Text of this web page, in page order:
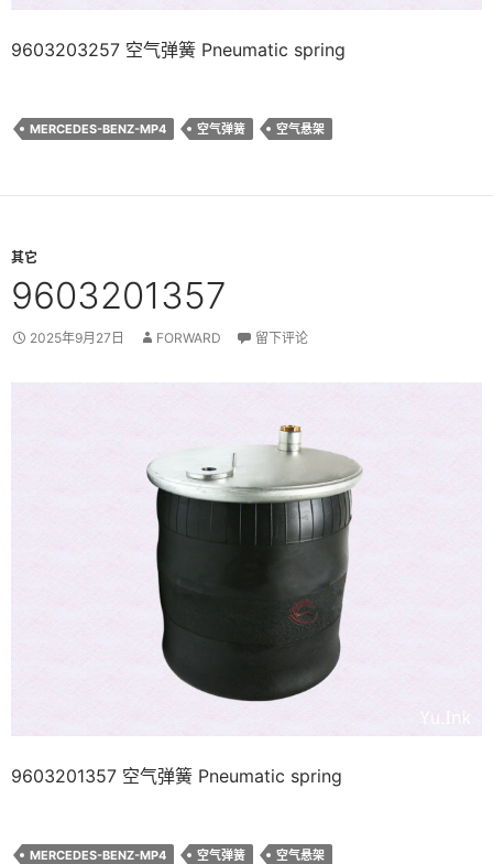
9603203257 空气弹簧 Pneumatic spring
MERCEDES-BENZ-MP4 空气弹簧 空气悬架
其它
9603201357
2025年9月27日 FORWARD 留下评论
9603201357 空气弹簧 Pneumatic spring
MERCEDES-BENZ-MP4 空气弹簧 空气悬架